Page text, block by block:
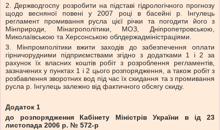
2. Держводгоспу розробити на підставі гідрологічного прогнозу
щодо весняної повені у 2007 році в басейні р. Інгулець
регламент промивання русла цієї річки та погодити його з
Мінприроди, Мінагрополітики, МОЗ, Дніпропетровською,
Миколаївською та Херсонською облдержадміністраціями.
3. Мінпромполітики вжити заходів до забезпечення оплати
гірничорудними підприємствами згідно з додатками 1 і 2 за
рахунок їх власних коштів робіт з розроблення регламентів,
зазначених у пунктах 1 і 2 цього розпорядження, а також робіт з
розбавлення зворотних вод під час їх скидання та з промивання
русла р. Інгулець залежно від фактичного обсягу скиду.
Додаток 1
до розпорядження Кабінету Міністрів України в ід 23
листопада 2006 р. № 572-р